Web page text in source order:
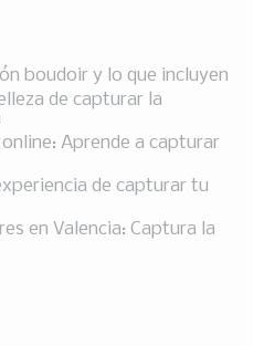
boudoir y lo que incluyen
de capturar la
Aprende a capturar
de capturar tu
en Valencia: Captura la